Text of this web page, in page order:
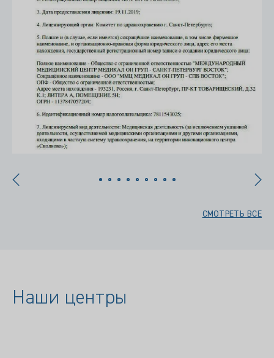
СМОТРЕТЬ ВСЕ
Наши центры